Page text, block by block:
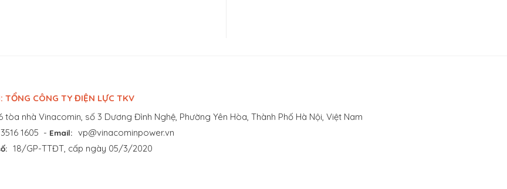
TỔNG CÔNG TY ĐIỆN LỰC TKV
tòa nhà Vinacomin, số 3 Dương Đình Nghệ, Phường Yên Hòa, Thành Phố Hà Nội, Việt Nam
1605 - Email: vp@vinacominpower.vn
18/GP-TTĐT, cấp ngày 05/3/2020